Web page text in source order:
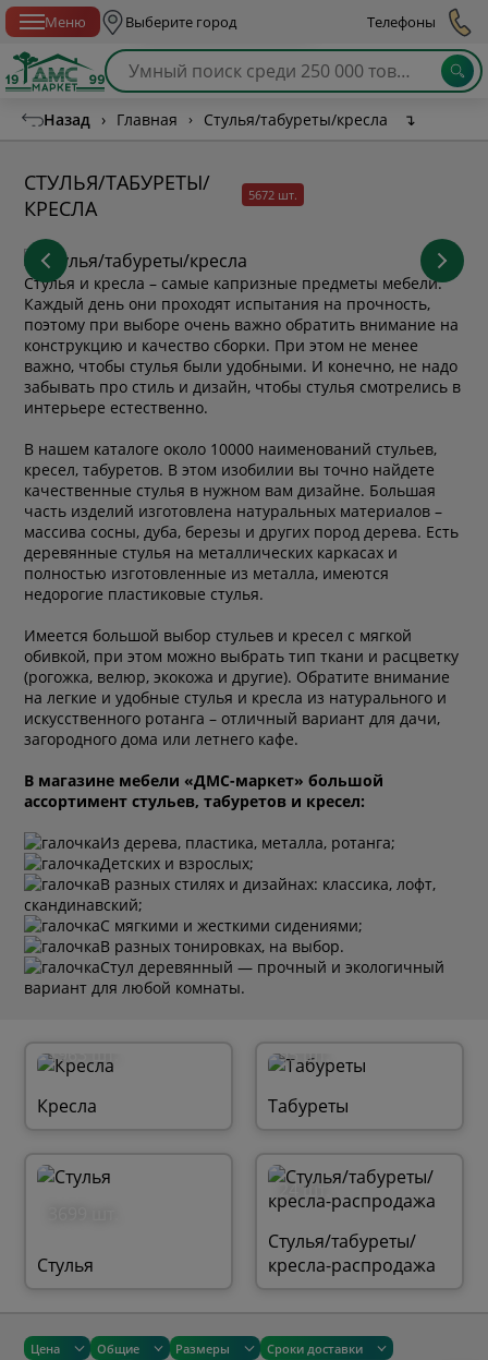
Меню Выберите город Телефоны
Назад › Главная › Стулья/табуреты/кресла ↴
СТУЛЬЯ/ТАБУРЕТЫ/
КРЕСЛА
5672 шт.
Стулья и кресла – самые капризные предметы мебели.
Каждый день они проходят испытания на прочность,
поэтому при выборе очень важно обратить внимание на
конструкцию и качество сборки. При этом не менее
важно, чтобы стулья были удобными. И конечно, не надо
забывать про стиль и дизайн, чтобы стулья смотрелись в
интерьере естественно.
В нашем каталоге около 10000 наименований стульев,
кресел, табуретов. В этом изобилии вы точно найдете
качественные стулья в нужном вам дизайне. Большая
часть изделий изготовлена натуральных материалов –
массива сосны, дуба, березы и других пород дерева. Есть
деревянные стулья на металлических каркасах и
полностью изготовленные из металла, имеются
недорогие пластиковые стулья.
Имеется большой выбор стульев и кресел с мягкой
обивкой, при этом можно выбрать тип ткани и расцветку
(рогожка, велюр, экокожа и другие). Обратите внимание
на легкие и удобные стулья и кресла из натурального и
искусственного ротанга – отличный вариант для дачи,
загородного дома или летнего кафе.
В магазине мебели «ДМС-маркет» большой
ассортимент стульев, табуретов и кресел:
Из дерева, пластика, металла, ротанга;
Детских и взрослых;
В разных стилях и дизайнах: классика, лофт,
скандинавский;
С мягкими и жесткими сидениями;
В разных тонировках, на выбор.
Стул деревянный — прочный и экологичный
вариант для любой комнаты.
1963 шт.
Кресла
95 шт.
Табуреты
Стулья
24 шт.
Стулья/табуреты/
кресла-распродажа
Цена Общие Размеры
Сроки доставки